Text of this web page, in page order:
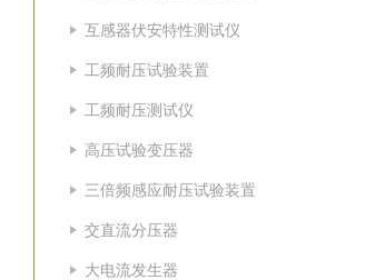
互感器伏安特性测试仪
工频耐压试验装置
工频耐压测试仪
高压试验变压器
三倍频感应耐压试验装置
交直流分压器
大电流发生器